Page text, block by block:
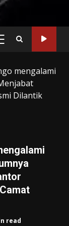
mengalami
Dilantik
read